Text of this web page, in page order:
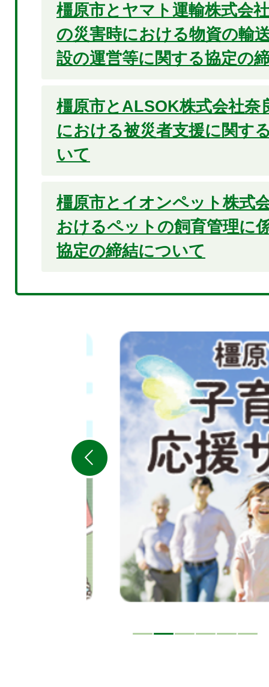
橿原市とヤマト運輸株式会
の災害時における物資の輸
設の運営等に関する協定の
橿原市とALSOK株式会社奈
における被災者支援に関す
いて
橿原市とイオンペット株式
おけるペットの飼育管理に
協定の締結について
2
目
ス
ラ
ド